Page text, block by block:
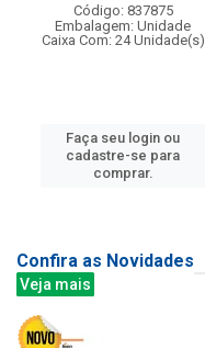
Código: 837875
Embalagem: Unidade
Caixa Com: 24 Unidade(s)
Faça seu login ou
cadastre-se para
comprar.
Confira as Novidades
Veja mais